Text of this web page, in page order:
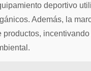
deportivo
Además, la
productos,